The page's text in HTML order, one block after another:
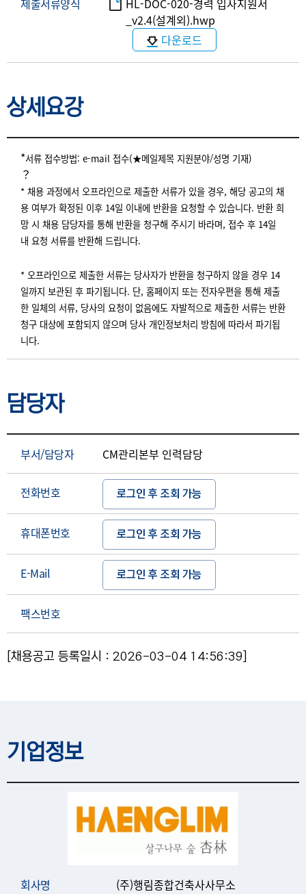
제출서류양식
HL-DOC-020-경력 입사지원서
_v2.4(설계외).hwp
다운로드
상세요강
상세요강
*서류 접수방법: e-mail 접수(★메일제목 지원분야/성명 기재)
？
* 채용 과정에서 오프라인으로 제출한 서류가 있을 경우, 해당 공고의 채
용 여부가 확정된 이후 14일 이내에 반환을 요청할 수 있습니다. 반환 희
망 시 채용 담당자를 통해 반환을 청구해 주시기 바라며, 접수 후 14일
내 요청 서류를 반환해 드립니다.
* 오프라인으로 제출한 서류는 당사자가 반환을 청구하지 않을 경우 14
일까지 보관된 후 파기됩니다. 단, 홈페이지 또는 전자우편을 통해 제출
한 일체의 서류, 당사의 요청이 없음에도 자발적으로 제출한 서류는 반환
청구 대상에 포함되지 않으며 당사 개인정보처리 방침에 따라서 파기됩
니다.
담당자
부서/담당자 CM관리본부 인력담당
전화번호 로그인 후 조회 가능
휴대폰번호 로그인 후 조회 가능
E-Mail 로그인 후 조회 가능
팩스번호
[채용공고 등록일시 : 2026-03-04 14:56:39]
기업정보
회사명 (주)행림종합건축사사무소